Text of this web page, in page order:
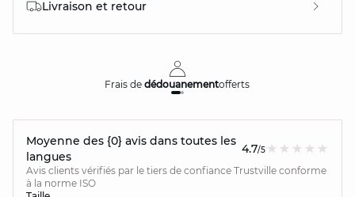
Livraison et retour
Frais dedédouanementofferts
Moyenne des {0} avis dans toutes les
langues
4.7/5
Avis clients vérifiés par le tiers de confiance Trustville conforme
à la norme ISO